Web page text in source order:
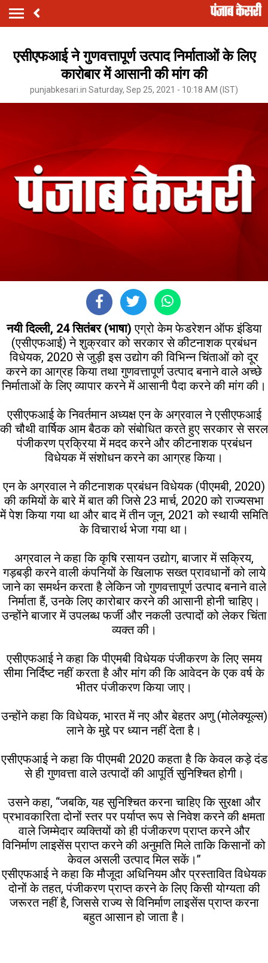
एसीएफआई ने गुणवत्तापूर्ण उत्पाद निर्माताओं के लिए
कारोबार में आसानी की मांग की
punjabkesari.in Saturday, Sep 25, 2021 - 10:18 AM (IST)
नयी दिल्ली, 24 सितंबर (भाषा)एग्रो केम फेडरेशन ऑफ इंडिया
(एसीएफआई) ने शुक्रवार को सरकार से कीटनाशक प्रबंधन
विधेयक, 2020 से जुड़ी इस उद्योग की विभिन्न चिंताओं को दूर
करने का आग्रह किया तथा गुणवत्तापूर्ण उत्पाद बनाने वाले अच्छे
निर्माताओं के लिए व्यापार करने में आसानी पैदा करने की मांग की।
एसीएफआई के निवर्तमान अध्यक्ष एन के अग्रवाल ने एसीएफआई
की चौथी वार्षिक आम बैठक को संबोधित करते हुए सरकार से सरल
पंजीकरण प्रक्रिया में मदद करने और कीटनाशक प्रबंधन
विधेयक में संशोधन करने का आग्रह किया।
एन के अग्रवाल ने कीटनाशक प्रबंधन विधेयक (पीएमबी, 2020)
की कमियों के बारे में बात की जिसे 23 मार्च, 2020 को राज्यसभा
में पेश किया गया था और बाद में तीन जून, 2021 को स्थायी समिति
के विचारार्थ भेजा गया था।
अग्रवाल ने कहा कि कृषि रसायन उद्योग, बाजार में सक्रिय,
गड़बड़ी करने वाली कंपनियों के खिलाफ सख्त प्रावधानों को लाये
जाने का समर्थन करता है लेकिन जो गुणवत्तापूर्ण उत्पाद बनाने वाले
निर्माता हैं, उनके लिए कारोबार करने की आसानी होनी चाहिए।
उन्होंने बाजार में उपलब्ध फर्जी और नकली उत्पादों को लेकर चिंता
व्यक्त की।
एसीएफआई ने कहा कि पीएमबी विधेयक पंजीकरण के लिए समय
सीमा निर्दिष्ट नहीं करता है और मांग की कि आवेदन के एक वर्ष के
भीतर पंजीकरण किया जाए।
उन्होंने कहा कि विधेयक, भारत में नए और बेहतर अणु (मोलेक्यूल्स)
लाने के मुद्दे पर ध्यान नहीं देता है।
एसीएफआई ने कहा कि पीएमबी 2020 कहता है कि केवल कड़े दंड
से ही गुणवत्ता वाले उत्पादों की आपूर्ति सुनिश्चित होगी।
उसने कहा, ‘‘जबकि, यह सुनिश्चित करना चाहिए कि सुरक्षा और
प्रभावकारिता दोनों स्तर पर पर्याप्त रूप से निवेश करने की क्षमता
वाले जिम्मेदार व्यक्तियों को ही पंजीकरण प्राप्त करने और
विनिर्माण लाइसेंस प्राप्त करने की अनुमति मिले ताकि किसानों को
केवल असली उत्पाद मिल सकें।’’
एसीएफआई ने कहा कि मौजूदा अधिनियम और प्रस्तावित विधेयक
दोनों के तहत, पंजीकरण प्राप्त करने के लिए किसी योग्यता की
जरूरत नहीं है, जिससे राज्य से विनिर्माण लाइसेंस प्राप्त करना
बहुत आसान हो जाता है।